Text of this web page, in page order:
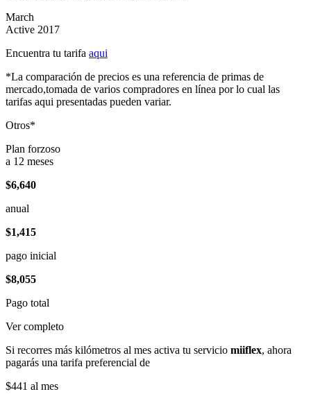
March
Active 2017
Encuentra tu tarifa aqui
*La comparación de precios es una referencia de primas de
mercado,tomada de varios compradores en línea por lo cual las
tarifas aqui presentadas pueden variar.
Otros*
Plan forzoso
a 12 meses
$6,640
anual
$1,415
pago inicial
$8,055
Pago total
Ver completo
Si recorres más kilómetros al mes activa tu servicio miiflex, ahora
pagarás una tarifa preferencial de
$441 al mes